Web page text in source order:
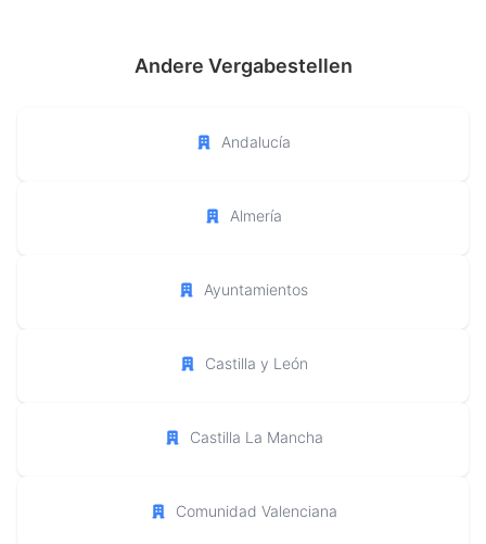
Andere Vergabestellen
Andalucía
Almería
Ayuntamientos
Castilla y León
Castilla La Mancha
Comunidad Valenciana